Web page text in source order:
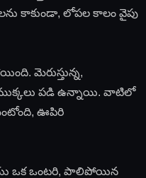
కాకుండా, లోపల కాలం వైపు
మెరుస్తున్న,
ముక్కలు పడి ఉన్నాయి. వాటిలో
ఊపిరి
ఒక ఒంటరి, పాలిపోయిన